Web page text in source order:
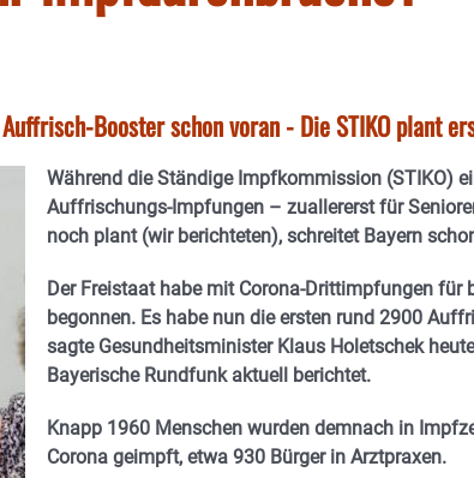
Booster schon voran - Die STIKO plant
Während die Ständige Impfkommission (STIKO)
Auffrischungs-Impfungen – zuallererst für
noch plant (wir berichteten), schreitet Bayern
Der Freistaat habe mit Corona-Drittimpfungen für
begonnen. Es habe nun die ersten rund 2900
sagte Gesundheitsminister Klaus Holetschek
Bayerische Rundfunk aktuell berichtet.
Knapp 1960 Menschen wurden demnach in
Corona geimpft, etwa 930 Bürger in Arztpraxen.